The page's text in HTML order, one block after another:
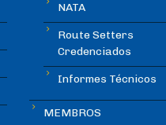
NATA
Route Setters
Credenciados
Informes Técnicos
MEMBROS